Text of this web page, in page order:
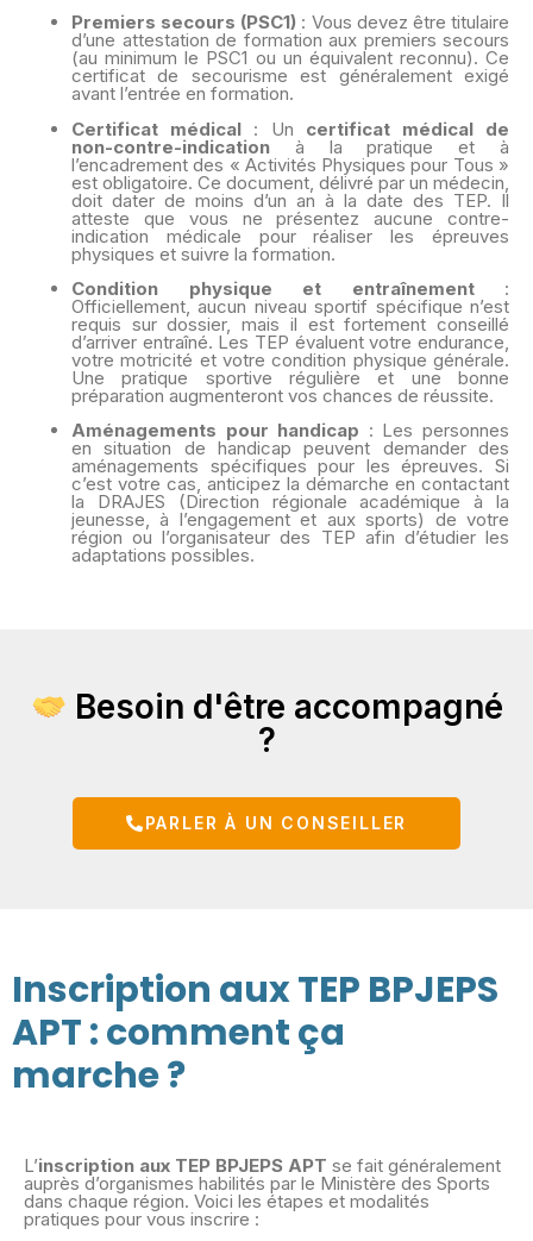
Premiers secours (PSC1) : Vous devez être titulaire
d’une attestation de formation aux premiers secours
(au minimum le PSC1 ou un équivalent reconnu). Ce
certificat de secourisme est généralement exigé
avant l’entrée en formation.
Certificat médical : Un certificat médical de
non-contre-indication à la pratique et à
l’encadrement des « Activités Physiques pour Tous »
est obligatoire. Ce document, délivré par un médecin,
doit dater de moins d’un an à la date des TEP. Il
atteste que vous ne présentez aucune contre-
indication médicale pour réaliser les épreuves
physiques et suivre la formation.
Condition physique et entraînement:
Officiellement, aucun niveau sportif spécifique n’est
requis sur dossier, mais il est fortement conseillé
d’arriver entraîné. Les TEP évaluent votre endurance,
votre motricité et votre condition physique générale.
Une pratique sportive régulière et une bonne
préparation augmenteront vos chances de réussite.
Aménagements pour handicap : Les personnes
en situation de handicap peuvent demander des
aménagements spécifiques pour les épreuves. Si
c’est votre cas, anticipez la démarche en contactant
la DRAJES (Direction régionale académique à la
jeunesse, à l’engagement et aux sports) de votre
région ou l’organisateur des TEP afin d’étudier les
adaptations possibles.
Besoin d'être accompagné
?
PARLER À UN CONSEILLER
Inscription aux TEP BPJEPS
APT : comment ça
marche ?
L’inscription aux TEP BPJEPS APT se fait généralement
auprès d’organismes habilités par le Ministère des Sports
dans chaque région. Voici les étapes et modalités
pratiques pour vous inscrire :